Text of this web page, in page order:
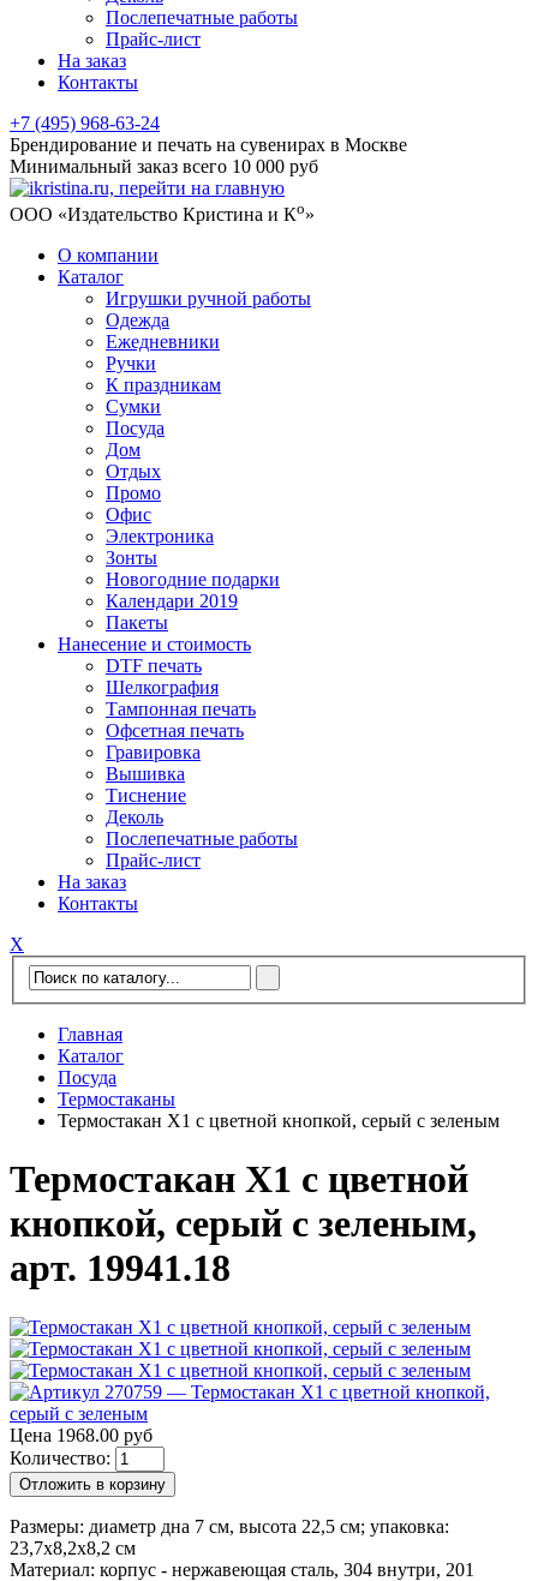
Послепечатные работы
Прайс-лист
На заказ
Контакты
+7 (495) 968-63-24
Брендирование и печать на сувенирах в Москве
Минимальный заказ всего 10 000 руб
ООО «Издательство Кристина и Ко»
О компании
Каталог
Игрушки ручной работы
Одежда
Ежедневники
Ручки
К праздникам
Сумки
Посуда
Дом
Отдых
Промо
Офис
Электроника
Зонты
Новогодние подарки
Календари 2019
Пакеты
Нанесение и стоимость
DTF печать
Шелкография
Тампонная печать
Офсетная печать
Гравировка
Вышивка
Тиснение
Деколь
Послепечатные работы
Прайс-лист
На заказ
Контакты
Х
Главная
Каталог
Посуда
Термостаканы
Термостакан X1 с цветной кнопкой, серый с зеленым
Термостакан X1 с цветной
кнопкой, серый с зеленым,
арт. 19941.18
Цена 1968.00 руб
Количество:
Отложить в корзину
Размеры: диаметр дна 7 см, высота 22,5 см; упаковка:
23,7х8,2х8,2 см
Материал: корпус - нержавеющая сталь, 304 внутри, 201